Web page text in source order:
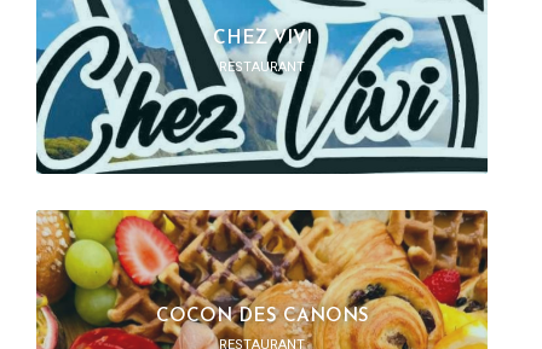
CHEZ VIVI
RESTAURANT
COCON DES CANONS
RESTAURANT